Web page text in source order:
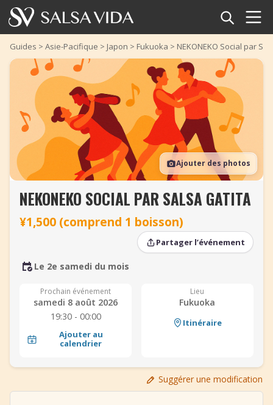
Accueil
Événements
Actualités
Articles
Vidéos
Glossaire
Boutique
Ajouter un événement
Guides > Asie-Pacifique > Japon > Fukuoka > NEKONEKO Social par
Ajouter des photos
NEKONEKO SOCIAL PAR SALSA GATITA
¥1,500 (comprend 1 boisson)
Partager l’événement
Le 2e samedi du mois
Prochain événement
samedi 8 août 2026
19:30 - 00:00
Ajouter au
calendrier
Lieu
Fukuoka
Itinéraire
Suggérer une modification